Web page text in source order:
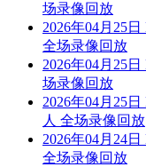
场录像回放
2026年04月25
全场录像回放
2026年04月25
场录像回放
2026年04月25
人 全场录像回放
2026年04月24
全场录像回放